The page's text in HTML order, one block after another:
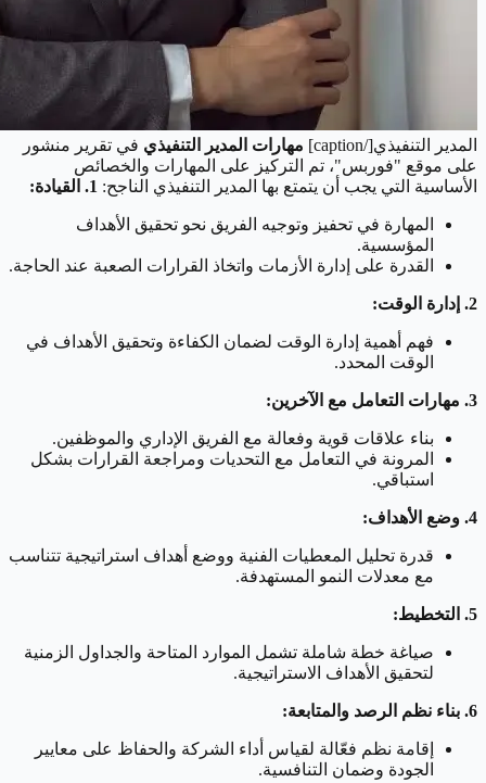
المدير التنفيذي[/caption] مهارات المدير التنفيذي في تقرير منشور
على موقع "فوربس"، تم التركيز على المهارات والخصائص
الأساسية التي يجب أن يتمتع بها المدير التنفيذي الناجح: 1. القيادة:
المهارة في تحفيز وتوجيه الفريق نحو تحقيق الأهداف
المؤسسية.
القدرة على إدارة الأزمات واتخاذ القرارات الصعبة عند الحاجة.
2. إدارة الوقت:
فهم أهمية إدارة الوقت لضمان الكفاءة وتحقيق الأهداف في
الوقت المحدد.
3. مهارات التعامل مع الآخرين:
بناء علاقات قوية وفعالة مع الفريق الإداري والموظفين.
المرونة في التعامل مع التحديات ومراجعة القرارات بشكل
استباقي.
4. وضع الأهداف:
قدرة تحليل المعطيات الفنية ووضع أهداف استراتيجية تتناسب
مع معدلات النمو المستهدفة.
5. التخطيط:
صياغة خطة شاملة تشمل الموارد المتاحة والجداول الزمنية
لتحقيق الأهداف الاستراتيجية.
6. بناء نظم الرصد والمتابعة:
إقامة نظم فعّالة لقياس أداء الشركة والحفاظ على معايير
الجودة وضمان التنافسية.